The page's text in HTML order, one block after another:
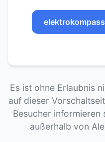
Es ist ohne Erlaubnis
auf dieser
Besucher informieren
außerhalb von